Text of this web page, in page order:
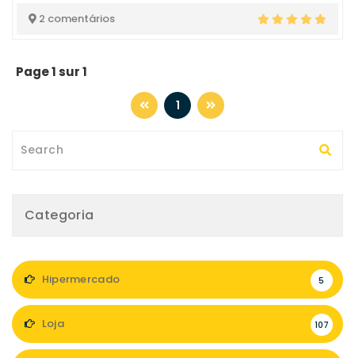
2 comentários
Page 1 sur 1
1
Categoria
Hipermercado 5
Loja 107